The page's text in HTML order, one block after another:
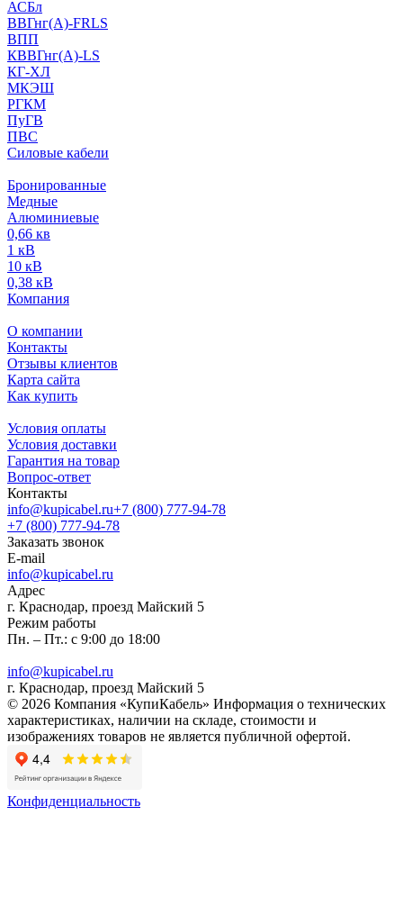
АСБл
ВВГнг(А)-FRLS
ВПП
КВВГнг(А)-LS
КГ-ХЛ
МКЭШ
РГКМ
ПуГВ
ПВС
Силовые кабели
Бронированные
Медные
Алюминиевые
0,66 кв
1 кВ
10 кВ
0,38 кВ
Компания
О компании
Контакты
Отзывы клиентов
Карта сайта
Как купить
Условия оплаты
Условия доставки
Гарантия на товар
Вопрос-ответ
Контакты
info@kupicabel.ru+7 (800) 777-94-78
+7 (800) 777-94-78
Заказать звонок
E-mail
info@kupicabel.ru
Адрес
г. Краснодар, проезд Майский 5
Режим работы
Пн. – Пт.: с 9:00 до 18:00
info@kupicabel.ru
г. Краснодар, проезд Майский 5
© 2026 Компания «КупиКабель» Информация о технических
характеристиках, наличии на складе, стоимости и
изображениях товаров не является публичной офертой.
Конфиденциальность